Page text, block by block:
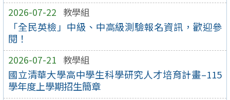
2026-07-22 教學組
「全民英檢」中級、中高級測驗報名資訊，歡迎參
閱！
2026-07-21 教學組
國立清華大學高中學生科學研究人才培育計畫–115
學年度上學期招生簡章